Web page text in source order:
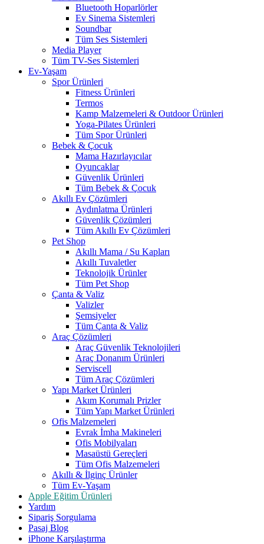
Bluetooth Hoparlörler
Ev Sinema Sistemleri
Soundbar
Tüm Ses Sistemleri
Media Player
Tüm TV-Ses Sistemleri
Ev-Yaşam
Spor Ürünleri
Fitness Ürünleri
Termos
Kamp Malzemeleri & Outdoor Ürünleri
Yoga-Pilates Ürünleri
Tüm Spor Ürünleri
Bebek & Çocuk
Mama Hazırlayıcılar
Oyuncaklar
Güvenlik Ürünleri
Tüm Bebek & Çocuk
Akıllı Ev Çözümleri
Aydınlatma Ürünleri
Güvenlik Çözümleri
Tüm Akıllı Ev Çözümleri
Pet Shop
Akıllı Mama / Su Kapları
Akıllı Tuvaletler
Teknolojik Ürünler
Tüm Pet Shop
Çanta & Valiz
Valizler
Şemsiyeler
Tüm Çanta & Valiz
Araç Çözümleri
Araç Güvenlik Teknolojileri
Araç Donanım Ürünleri
Serviscell
Tüm Araç Çözümleri
Yapı Market Ürünleri
Akım Korumalı Prizler
Tüm Yapı Market Ürünleri
Ofis Malzemeleri
Evrak İmha Makineleri
Ofis Mobilyaları
Masaüstü Gereçleri
Tüm Ofis Malzemeleri
Akıllı & İlginç Ürünler
Tüm Ev-Yaşam
Apple Eğitim Ürünleri
Yardım
Sipariş Sorgulama
Pasaj Blog
iPhone Karşılaştırma